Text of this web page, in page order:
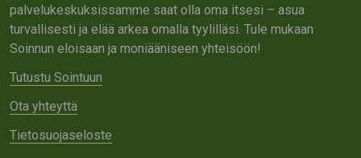
palvelukeskuksissamme saat olla oma itsesi – asua
turvallisesti ja elää arkea omalla tyylilläsi. Tule mukaan
Soinnun eloisaan ja moniääniseen yhteisöön!
Tutustu Sointuun
Ota yhteyttä
Tietosuojaseloste